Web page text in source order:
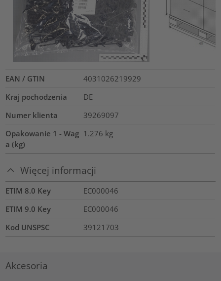
EAN / GTIN
4031026219929
Kraj pochodzenia
DE
Numer klienta
39269097
Opakowanie 1 - Wag
a (kg)
1.276 kg
Więcej informacji
ETIM 8.0 Key
EC000046
ETIM 9.0 Key
EC000046
Kod UNSPSC
39121703
Akcesoria